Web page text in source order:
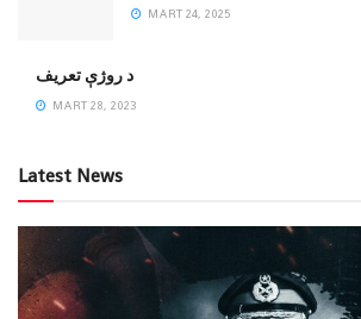
MART 24, 2025
‌د روژې تعریف
MART 28, 2023
Latest News